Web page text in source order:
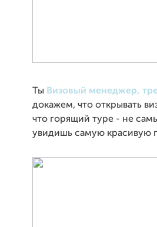
Ты Визовый менеджер,
докажем, что открывать
что горящий туре - не
увидишь самую красивую